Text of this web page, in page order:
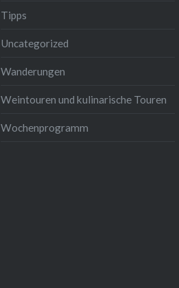
Tipps
Uncategorized
Wanderungen
Weintouren und kulinarische Touren
Wochenprogramm